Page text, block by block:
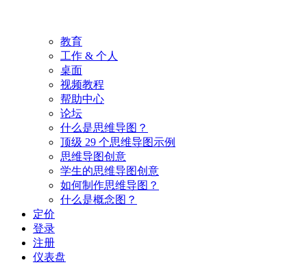
教育
工作 & 个人
桌面
视频教程
帮助中心
论坛
什么是思维导图？
顶级 29 个思维导图示例
思维导图创意
学生的思维导图创意
如何制作思维导图？
什么是概念图？
定价
登录
注册
仪表盘